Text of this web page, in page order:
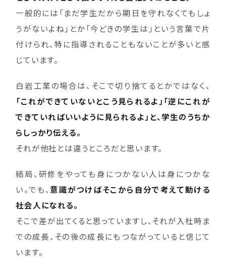
一般的には「まだ学生だから期日を守れなくてもしょ
うがないよね」とか「今どきの学生は」という言葉で片
付けられ、特に指導されることもないことが多いと感
じています。
白岩工業の場合は、そこで切り捨てるとかではなく、
「これができていないとこう見られるよ」「逆にこれが
できていればいいように見られるよ」と、学生のうちか
らしっかり伝える。
それが他社とは違うところだと思います。
結局、研修をやっても身につかない人は身につかな
い。でも、意識がつけばそこから自分で考えて動ける
社会人になれる。
そこで差が出てくると思っていますし、それが入社時ま
での成長、その後の成長にもつながっていると信じて
います。